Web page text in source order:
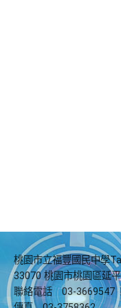
桃園市立福豐國民中學
33070 桃園市桃園區延
聯絡電話
03-3669547